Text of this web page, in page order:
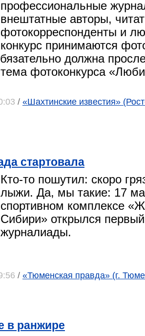
профессиональные
внештатные авторы,
фотокорреспонденты и
конкурс принимаются
должна
фотоконкурса
/ «Шахтинские известия»
стартовала
Кто-то пошутил: скоро
лыжи. Да, мы такие: 17
спортивном комплексе
Сибири» открылся
журналиады.
/ «Тюменская правда» (г.
в ранжире